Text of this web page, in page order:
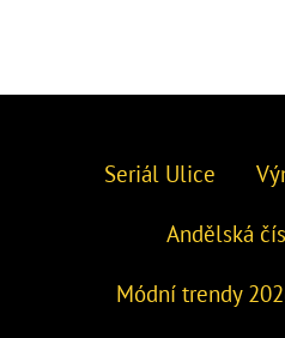
Seriál Ulice
Andělská
Módní trendy